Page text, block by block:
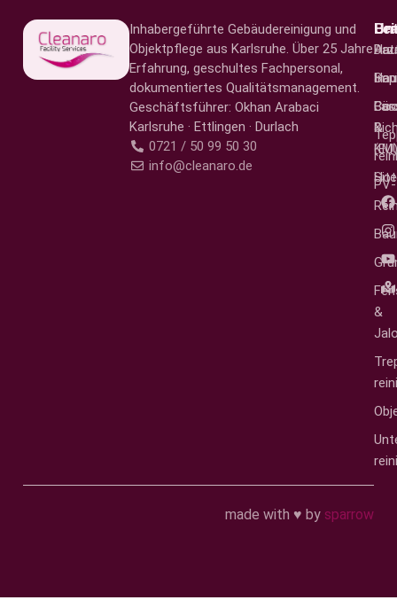
Inhabergeführte Gebäudereinigung und
Objektpflege aus Karlsruhe. Über 25 Jahre
Erfahrung, geschultes Fachpersonal,
dokumentiertes Qualitäts­management.
Geschäftsführer: Okhan Arabaci
Karlsruhe · Ettlingen · Durlach
0721 / 50 99 50 30
info@cleanaro.de
PV-
&
&
made with ♥ by sparrow